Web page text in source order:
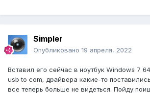
Simpler
Опубликовано 19 апреля, 2022
Вставил его сейчас в ноутбук Windows 7
usb to com, драйвера какие-то
все теперь больше не видеться. Пойду